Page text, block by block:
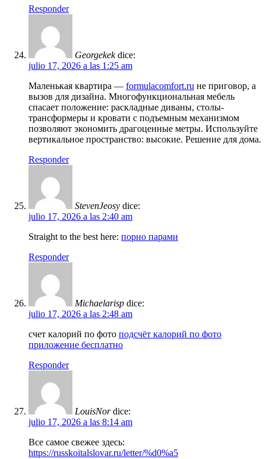
Responder
Georgekek dice:
julio 17, 2026 a las 1:25 am
Маленькая квартира — formulacomfort.ru не приговор, а
вызов для дизайна. Многофункциональная мебель
спасает положение: раскладные диваны, столы-
трансформеры и кровати с подъемным механизмом
позволяют экономить драгоценные метры. Используйте
вертикальное пространство: высокие. Решение для дома.
Responder
StevenJeosy dice:
julio 17, 2026 a las 2:40 am
Straight to the best here: порно парами
Responder
Michaelarisp dice:
julio 17, 2026 a las 2:48 am
счет калорий по фото подсчёт калорий по фото
приложение бесплатно
Responder
LouisNor dice:
julio 17, 2026 a las 8:14 am
Все самое свежее здесь:
https://russkoitalslovar.ru/letter/%d0%a5